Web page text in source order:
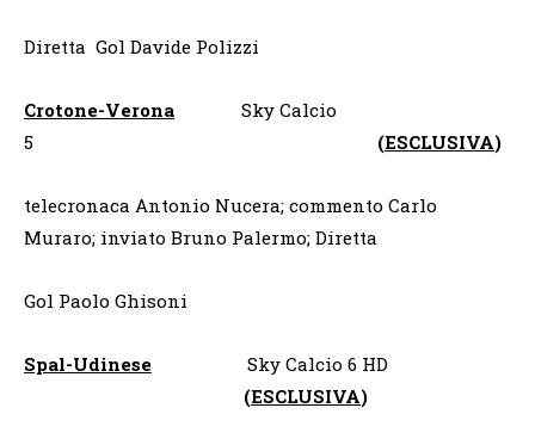
Diretta Gol Davide Polizzi
Crotone-Verona Sky Calcio
5 (ESCLUSIVA)
telecronaca Antonio Nucera; commento Carlo
Muraro; inviato Bruno Palermo; Diretta
Gol Paolo Ghisoni
Spal-Udinese Sky Calcio 6 HD
(ESCLUSIVA)